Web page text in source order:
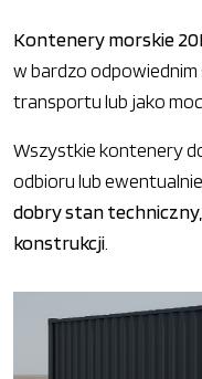
Kontenery morskie
w bardzo odpowiednim
transportu lub jako
Wszystkie kontenery
odbioru lub
dobry stan
konstrukcji